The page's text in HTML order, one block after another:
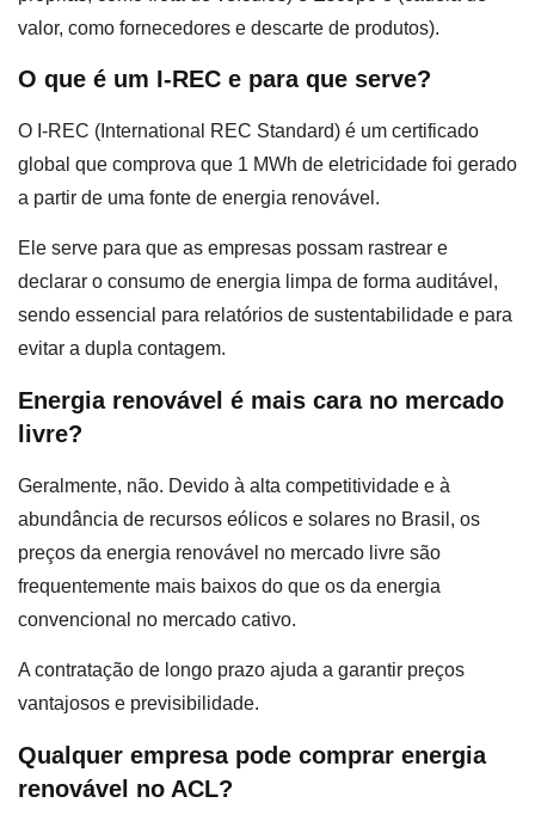
valor, como fornecedores e descarte de produtos).
O que é um I-REC e para que serve?
O I-REC (International REC Standard) é um certificado
global que comprova que 1 MWh de eletricidade foi gerado
a partir de uma fonte de energia renovável.
Ele serve para que as empresas possam rastrear e
declarar o consumo de energia limpa de forma auditável,
sendo essencial para relatórios de sustentabilidade e para
evitar a dupla contagem.
Energia renovável é mais cara no mercado
livre?
Geralmente, não. Devido à alta competitividade e à
abundância de recursos eólicos e solares no Brasil, os
preços da energia renovável no mercado livre são
frequentemente mais baixos do que os da energia
convencional no mercado cativo.
A contratação de longo prazo ajuda a garantir preços
vantajosos e previsibilidade.
Qualquer empresa pode comprar energia
renovável no ACL?